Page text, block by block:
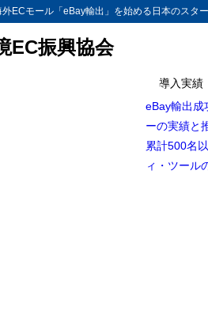
モール「eBay輸出」を始める日本のスタ
EC振興協会
導入実績
eBay輸出成
ーの実績と
累計500名
ィ・ツール
張機能 crxMouseを使ってみよう/時短
万円